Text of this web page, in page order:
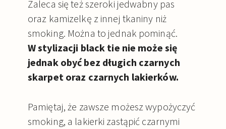
Zaleca się też szeroki jedwabny pas
oraz kamizelkę z innej tkaniny niż
smoking. Można to jednak pominąć.
W stylizacji black tie nie może się
jednak obyć bez długich czarnych
skarpet oraz czarnych lakierków.
Pamiętaj, że zawsze możesz wypożyczyć
smoking, a lakierki zastąpić czarnymi